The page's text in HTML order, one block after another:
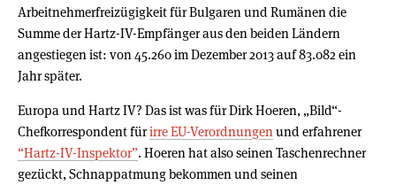
Arbeitnehmerfreizügigkeit für Bulgaren und Rumänen die
Summe der Hartz-IV-Empfänger aus den beiden Ländern
angestiegen ist: von 45.260 im Dezember 2013 auf 83.082 ein
Jahr später.
Europa und Hartz IV? Das ist was für Dirk Hoeren, „Bild“-
Chefkorrespondent fürirre EU-Verordnungen und erfahrener
“Hartz-IV-Inspektor”. Hoeren hat also seinen Taschenrechner
gezückt, Schnappatmung bekommen und seinen